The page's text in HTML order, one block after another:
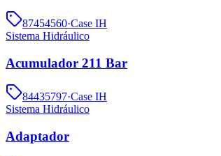
87454560·Case IH
Sistema Hidráulico
Acumulador 211 Bar
84435797·Case IH
Sistema Hidráulico
Adaptador